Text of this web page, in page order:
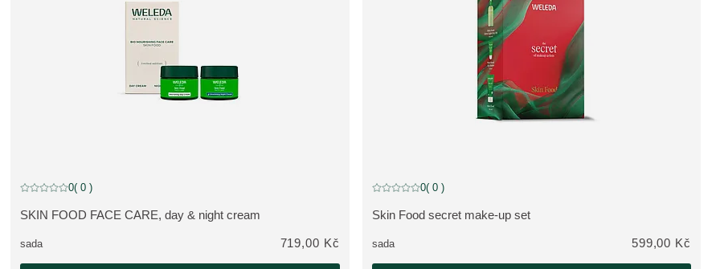
ZOBRAZIT PRODUKT:
SKIN FOOD FACE CARE, day & night cream
Aktuální hodnocení: 0 z 5 hvězdiček hodnoceno 0 zákazníky
0( 0 )
sada 719,00 Kč
ZOBRAZIT PRODUKT:
Skin Food secret make-up set
Aktuální hodnocení: 0 z 5 hvězdiček hodnoceno 0 zákazníky
0( 0 )
sada 599,00 Kč